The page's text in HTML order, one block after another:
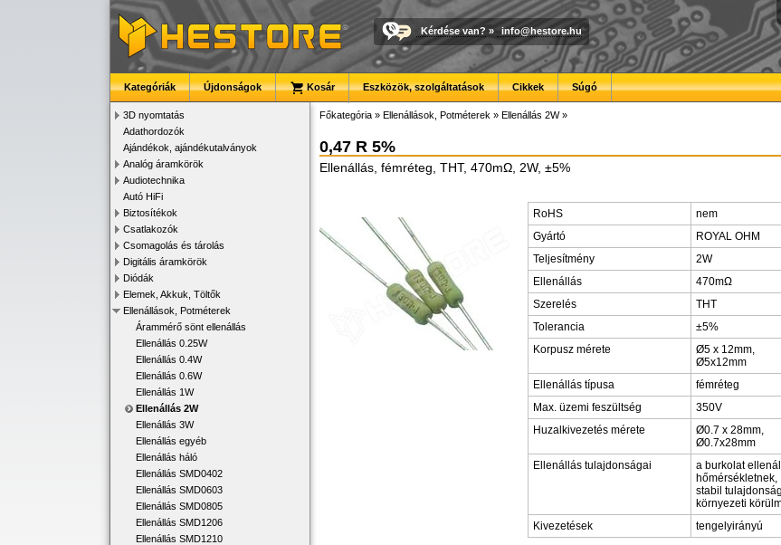
Kérdése van? » info@hestore.hu
Kategóriák Újdonságok Kosár Eszközök, szolgáltatások Cikkek Súgó
3D nyomtatás
Adathordozók
Ajándékok, ajándékutalványok
Analóg áramkörök
Audiotechnika
Autó HiFi
Biztosítékok
Csatlakozók
Csomagolás és tárolás
Digitális áramkörök
Diódák
Elemek, Akkuk, Töltők
Ellenállások, Potméterek
Árammérő sönt ellenállás
Ellenállás 0.25W
Ellenállás 0.4W
Ellenállás 0.6W
Ellenállás 1W
Ellenállás 2W
Ellenállás 3W
Ellenállás egyéb
Ellenállás háló
Ellenállás SMD0402
Ellenállás SMD0603
Ellenállás SMD0805
Ellenállás SMD1206
Ellenállás SMD1210
Főkategória » Ellenállások, Potméterek » Ellenállás 2W»
0,47 R 5%
Ellenállás, fémréteg, THT, 470mΩ, 2W, ±5%
RoHS
nem
Gyártó
ROYAL OHM
Teljesítmény
2W
Ellenállás
470mΩ
Szerelés
THT
Tolerancia
±5%
Korpusz mérete
Ø5 x 12mm,
Ø5x12mm
Ellenállás típusa
fémréteg
Max. üzemi feszültség
350V
Huzalkivezetés mérete
Ø0.7 x 28mm,
Ø0.7x28mm
Ellenállás tulajdonságai
a burkolat
hőmérsékletnek,
stabil
környezeti
Kivezetések
tengelyirányú